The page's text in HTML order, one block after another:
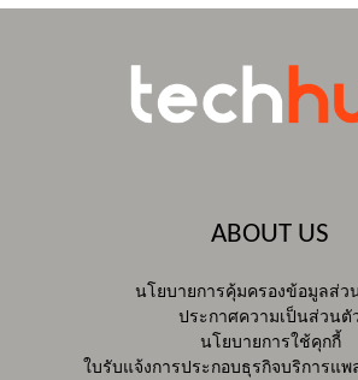
ABOUT US
นโยบายการคุ้มครองข้อมูลส่ว
ประกาศความเป็นส่วนตั
นโยบายการใช้คุกกี้
ใบรับแจ้งการประกอบธุรกิจบริการแ